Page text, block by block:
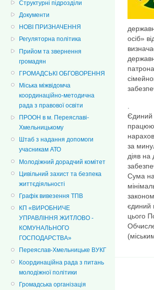
Структурні підрозділи
Документи
НОВІ ПРИЗНАЧЕННЯ
Регуляторна політика
Прийом та звернення
громадян
ГРОМАДСЬКІ ОБГОВОРЕННЯ
Міська міжвідомча
координаційно-методична
рада з правової освіти
ПРООН в м. Переяславі-
Хмельницькому
Штаб з надання допомоги
учасникам АТО
Молодіжний дорадчий комітет
Цивільний захист та безпека
життєдіяльності
Графік вивезення ТПВ
КП «ВИРОБНИЧЕ
УПРАВЛІННЯ ЖИТЛОВО -
КОМУНАЛЬНОГО
ГОСПОДАРСТВА»
Переяслав-Хмельницьке ВУКГ
Координаційна рада з питань
молодіжної політики
Громадська організація
осіб»
Єдиний
за
діяв
Сума
єдиний
цього